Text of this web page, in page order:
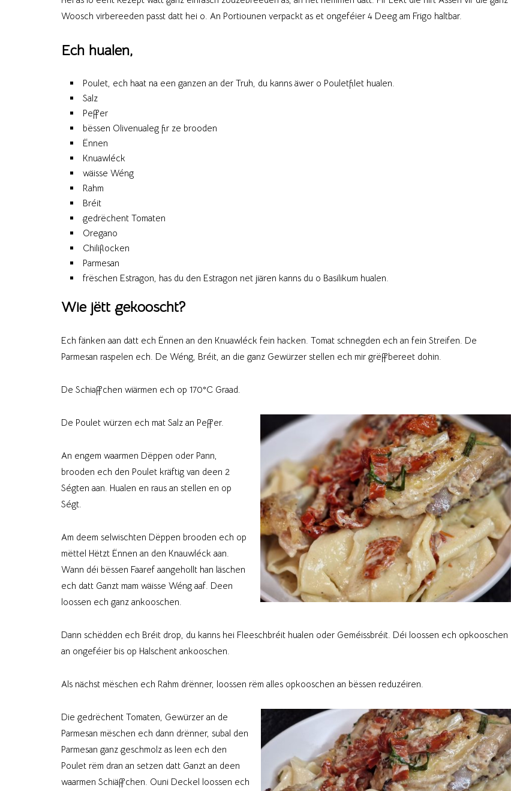
Woosch virbereeden passt datt hei o. An Portiounen verpackt as et ongeféier 4 Deeg am Frigo haltbar.
Ech hualen,
Poulet, ech haat na een ganzen an der Truh, du kanns äwer o Pouletfilet hualen.
Salz
Peffer
bëssen Olivenualeg fir ze brooden
Ënnen
Knuawléck
wäisse Wéng
Rahm
Bréit
gedrëchent Tomaten
Oregano
Chiliflocken
Parmesan
frëschen Estragon, has du den Estragon net jiären kanns du o Basilikum hualen.
Wie jëtt gekooscht?
Ech fänken aan datt ech Ënnen an den Knuawléck fein hacken. Tomat schnegden ech an fein Streifen. De
Parmesan raspelen ech. De Wéng, Bréit, an die ganz Gewürzer stellen ech mir grëffbereet dohin.
De Schiaffchen wiärmen ech op 170°C Graad.
De Poulet würzen ech mat Salz an Peffer.
An engem waarmen Dëppen oder Pann,
brooden ech den Poulet kräftig van deen 2
Ségten aan. Hualen en raus an stellen en op
Ségt.
Am deem selwischten Dëppen brooden ech op
mëttel Hëtzt Ënnen an den Knauwléck aan.
Wann déi bëssen Faaref aangehollt han läschen
ech datt Ganzt mam wäisse Wéng aaf. Deen
loossen ech ganz ankooschen.
Dann schëdden ech Bréit drop, du kanns hei Fleeschbréit hualen oder Geméissbréit. Déi loossen ech opkooschen
an ongeféier bis op Halschent ankooschen.
Als nächst mëschen ech Rahm drënner, loossen rëm alles opkooschen an bëssen reduzéiren.
Die gedrëchent Tomaten, Gewürzer an de
Parmesan mëschen ech dann drënner, subal den
Parmesan ganz geschmolz as leen ech den
Poulet rëm dran an setzen datt Ganzt an deen
waarmen Schiäffchen. Ouni Deckel loossen ech